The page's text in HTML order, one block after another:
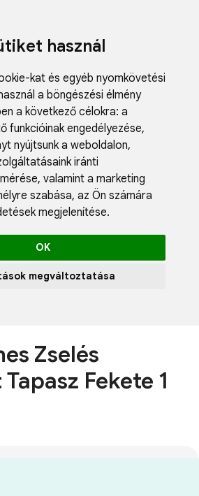
használ
kat és egyéb nyomkövetési
a böngészési élmény
a következő célokra: a
funkcióinak engedélyezése,
nyújtsunk a weboldalon,
iránti
valamint a marketing
szabása, az Ön számára
megjelenítése.
OK
megváltoztatása
Blog
Zselés
Fekete 1